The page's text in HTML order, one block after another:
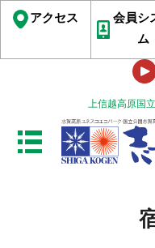
上信越高原国
アクセス
会員シ
ム